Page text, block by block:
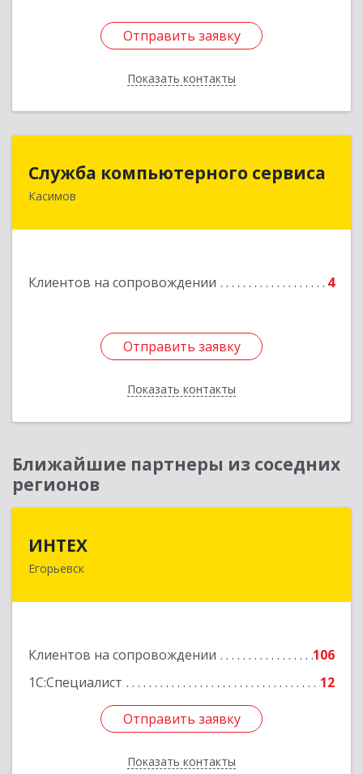
Отправить заявку
Показать контакты
Отправить заявку
Назад
Служба компьютерного сервиса
Касимов
Клиентов на сопровождении 4
Отправить заявку
Показать контакты
Служба компьютерного сервиса
391300, Рязанская обл., г.Касимов, ул.Советская
Отправить заявку
Назад
Ближайшие партнеры из соседних
регионов
ИНТЕХ
Егорьевск
Клиентов на сопровождении
106
1С:Специалист
12
Отправить заявку
Показать контакты
140300, Московская обл, Егорьевск г, 5-й мкр,
Отправить заявку
Назад